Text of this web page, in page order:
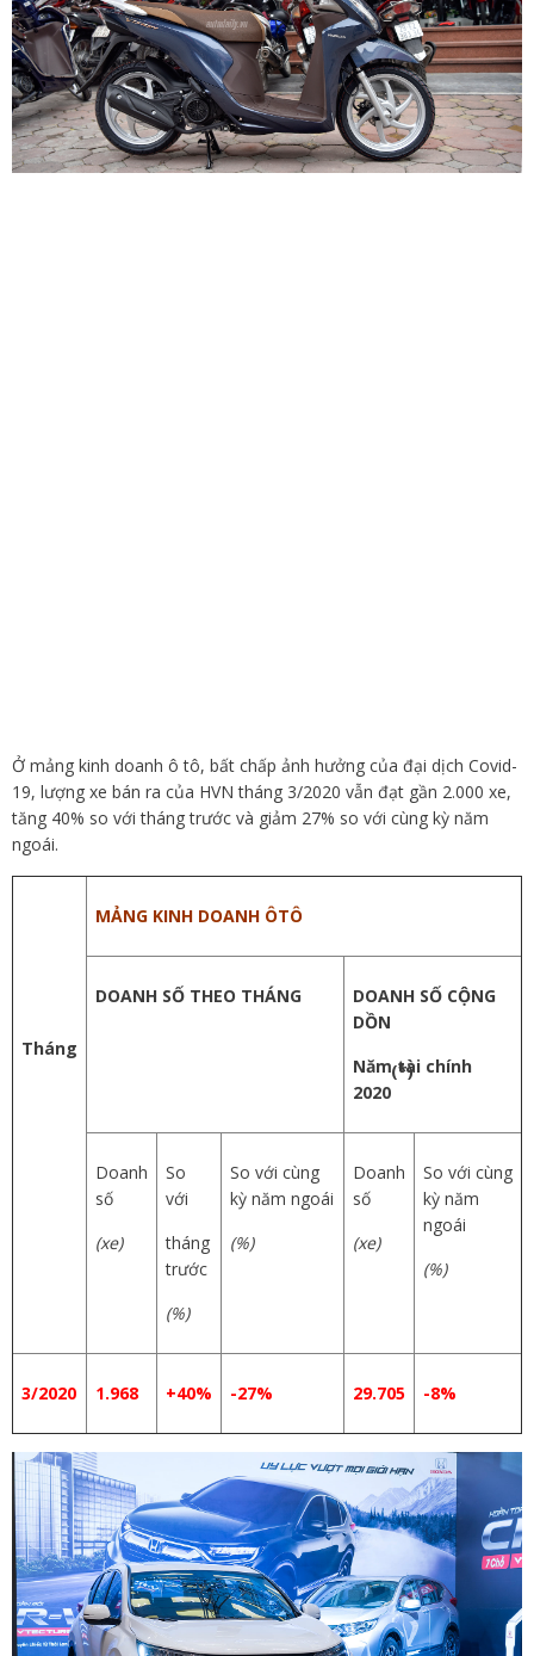
Ở mảng kinh doanh ô tô, bất chấp ảnh hưởng của đại dịch Covid-
19, lượng xe bán ra của HVN tháng 3/2020 vẫn đạt gần 2.000 xe,
tăng 40% so với tháng trước và giảm 27% so với cùng kỳ năm
ngoái.
Tháng
MẢNG KINH DOANH ÔTÔ
DOANH SỐ THEO THÁNG
DOANH SỐ CỘNG
DỒN
Năm tài chính
2020
(*)
Doanh
số
(xe)
So
với
tháng
trước
(%)
So với cùng
kỳ năm ngoái
(%)
Doanh
số
(xe)
So với cùng
kỳ năm
ngoái
(%)
3/2020 1.968 +40% -27% 29.705 -8%